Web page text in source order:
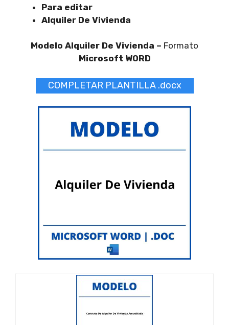
Para editar
Alquiler De Vivienda
Modelo Alquiler De Vivienda – Formato
Microsoft WORD
COMPLETAR PLANTILLA .docx